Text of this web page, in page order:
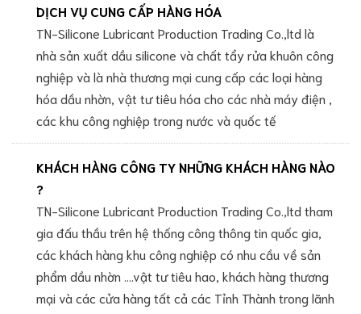
DỊCH VỤ CUNG CẤP HÀNG HÓA
TN-Silicone Lubricant Production Trading Co.,ltd là
nhà sản xuất dầu silicone và chất tẩy rửa khuôn công
nghiệp và là nhà thương mại cung cấp các loại hàng
hóa dầu nhờn, vật tư tiêu hóa cho các nhà máy điện ,
các khu công nghiệp trong nước và quốc tế
KHÁCH HÀNG CÔNG TY NHỮNG KHÁCH HÀNG NÀO
?
TN-Silicone Lubricant Production Trading Co.,ltd tham
gia đấu thầu trên hệ thống công thông tin quốc gia,
các khách hàng khu công nghiệp có nhu cầu về sản
phẩm dầu nhờn ....vật tư tiêu hao, khách hàng thương
mại và các cửa hàng tất cả các Tỉnh Thành trong lãnh